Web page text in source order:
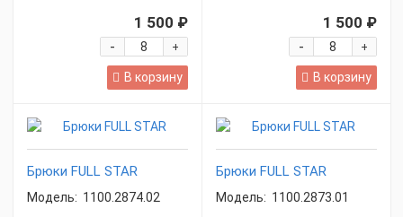
1 500 ₽
+
-
В корзину
1 500 ₽
+
-
В корзину
Брюки FULL STAR
Модель: 1100.2874.02
Брюки FULL STAR
Модель: 1100.2873.01